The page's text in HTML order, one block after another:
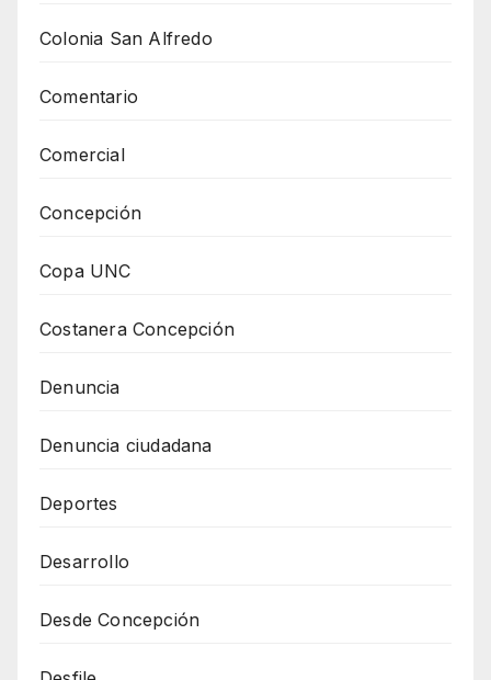
Colonia San Alfredo
Comentario
Comercial
Concepción
Copa UNC
Costanera Concepción
Denuncia
Denuncia ciudadana
Deportes
Desarrollo
Desde Concepción